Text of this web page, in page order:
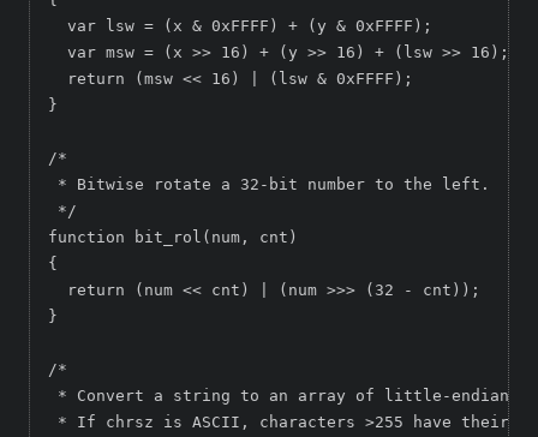
var lsw = (x & 0xFFFF) + (y & 0xFFFF);
var msw = (x >> 16) + (y >> 16) + (lsw >> 16);
return (msw << 16) | (lsw & 0xFFFF);
}
/*
* Bitwise rotate a 32-bit number to the left.
*/
function bit_rol(num, cnt)
{
return (num << cnt) | (num >>> (32 - cnt));
}
/*
* Convert a string to an array of little-endian
* If chrsz is ASCII, characters >255 have their